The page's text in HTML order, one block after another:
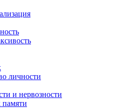
личности
и нервозности